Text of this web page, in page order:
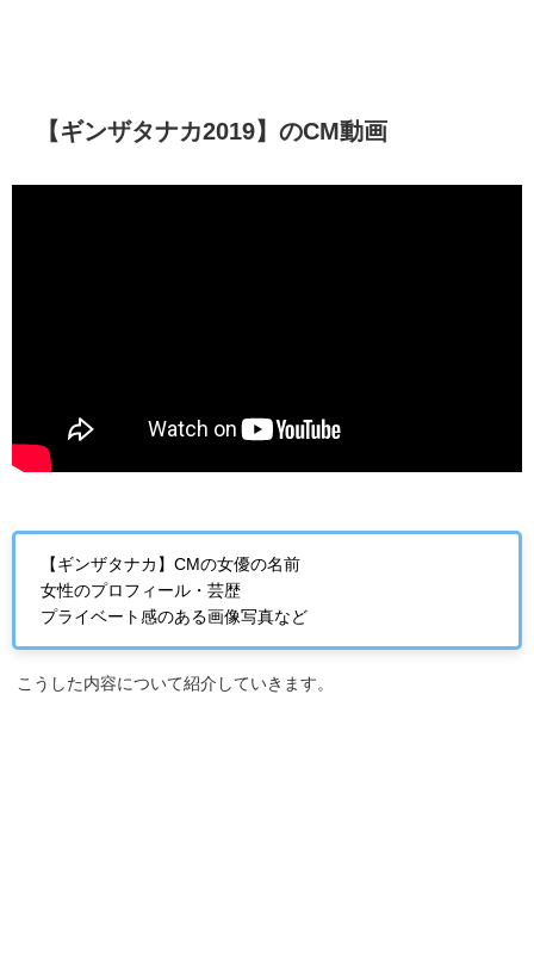
【ギンザタナカ2019】のCM動画
【ギンザタナカ】CMの女優の名前
女性のプロフィール・芸歴
プライベート感のある画像写真など
こうした内容について紹介していきます。